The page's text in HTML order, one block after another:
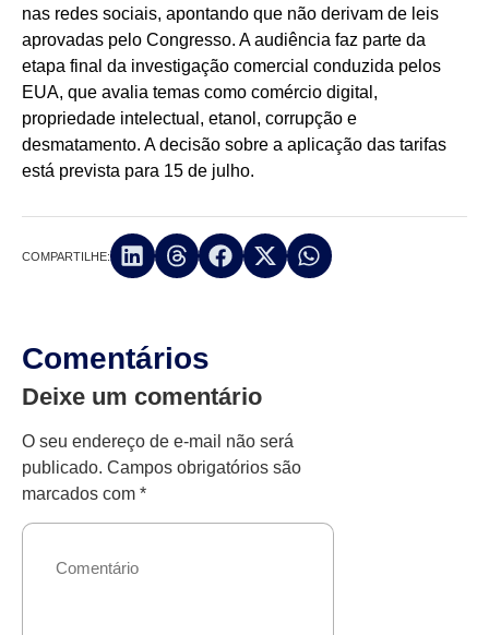
nas redes sociais, apontando que não derivam de leis
aprovadas pelo Congresso. A audiência faz parte da
etapa final da investigação comercial conduzida pelos
EUA, que avalia temas como comércio digital,
propriedade intelectual, etanol, corrupção e
desmatamento. A decisão sobre a aplicação das tarifas
está prevista para 15 de julho.
COMPARTILHE:
Comentários
Deixe um comentário
O seu endereço de e-mail não será
publicado. Campos obrigatórios são
marcados com *